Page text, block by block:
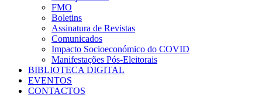
FMO
Boletins
Assinatura de Revistas
Comunicados
Impacto Socioeconómico do COVID
Manifestações Pós-Eleitorais
BIBLIOTECA DIGITAL
EVENTOS
CONTACTOS